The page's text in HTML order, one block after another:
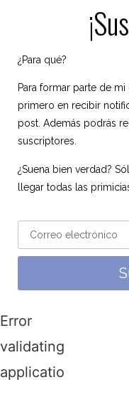
¿Para qué?
Para formar parte de
primero en recibir
post. Además podrás
suscriptores.
¿Suena bien verdad?
llegar todas las
Error
validating
application